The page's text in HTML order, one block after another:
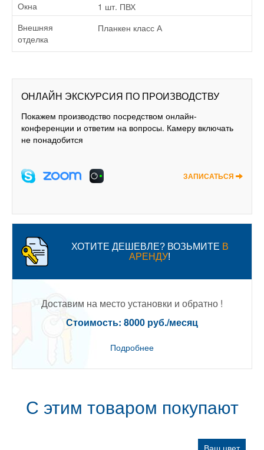
Окна 1 шт. ПВХ
Внешняя
отделка
Планкен класс А
ОНЛАЙН ЭКСКУРСИЯ ПО ПРОИЗВОДСТВУ
Покажем производство посредством онлайн-
конференции и ответим на вопросы. Камеру включать
не понадобится
ЗАПИСАТЬСЯ
ХОТИТЕ ДЕШЕВЛЕ? ВОЗЬМИТЕ В
АРЕНДУ!
Доставим на место установки и обратно !
Стоимость: 8000 руб./месяц
Подробнее
С этим товаром покупают